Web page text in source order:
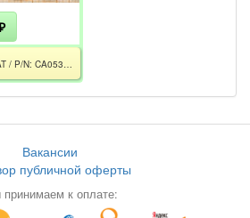
FUJITSU MHH2064AT / P/N: CA05311-B84000DL / 6.4GB / 4200rpm / 19638 ч. / IDE 33.3Mb/s
Вакансии
публичной оферты
к оплате: